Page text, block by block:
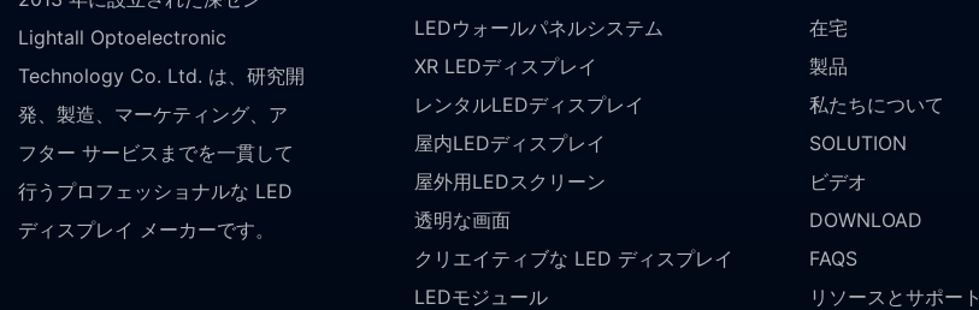
Lightall Optoelectronic
Technology Co. Ltd. は、研究開
発、製造、マーケティング、ア
フター サービスまでを一貫して
行うプロフェッショナルな LED
ディスプレイ メーカーです。
LEDウォールパネルシステム
XR LEDディスプレイ
レンタルLEDディスプレイ
屋内LEDディスプレイ
屋外用LEDスクリーン
透明な画面
クリエイティブな LED ディスプレイ
LEDモジュール
在宅
製品
私たちについて
SOLUTION
ビデオ
DOWNLOAD
FAQS
リソースとサポート